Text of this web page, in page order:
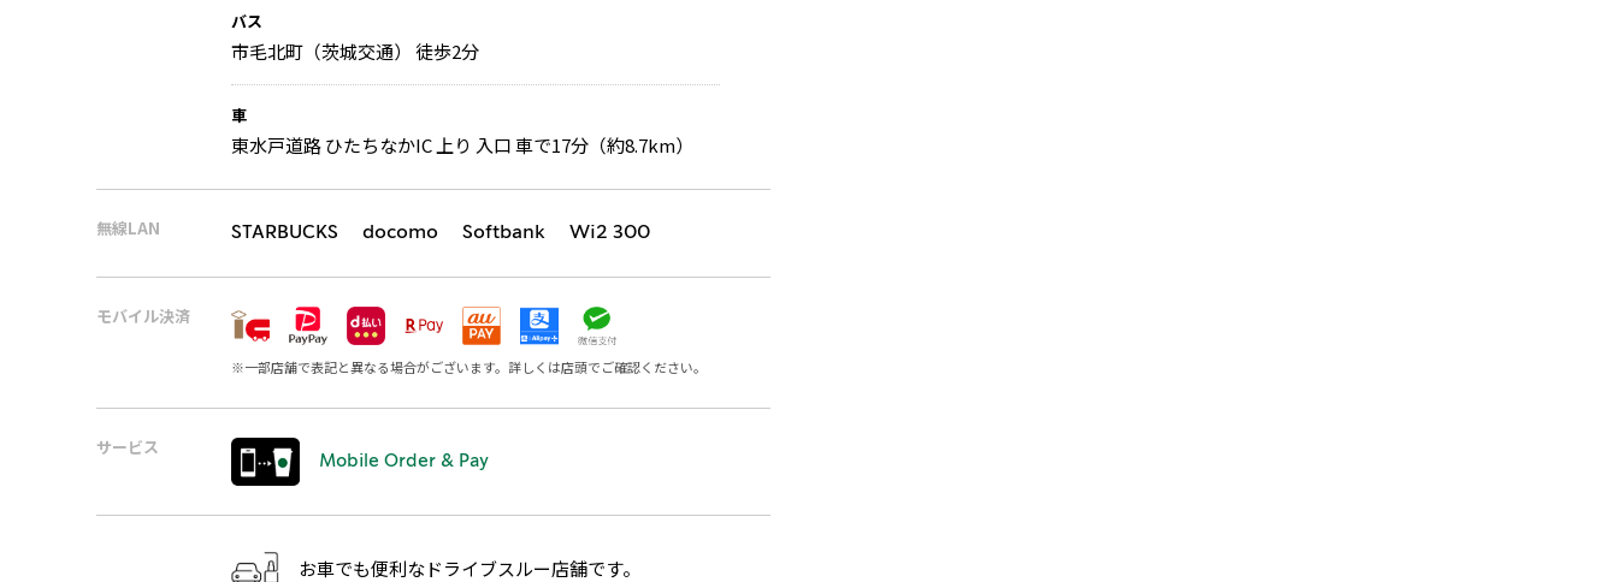
バス
市毛北町（茨城交通） 徒歩2分
車
東水戸道路 ひたちなかIC 上り 入口 車で17分（約8.7km）
無線LAN STARBUCKS docomo Softbank Wi2 300
モバイル決済
※一部店舗で表記と異なる場合がございます。詳しくは店頭でご確認ください。
サービス
Mobile Order & Pay
お車でも便利なドライブスルー店舗です。